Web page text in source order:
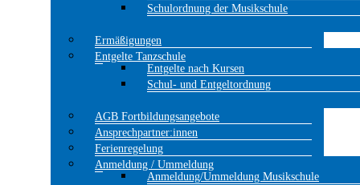
Schulordnung der Musikschule
Ermäßigungen
Entgelte Tanzschule
Entgelte nach Kursen
Schul- und Entgeltordnung
AGB Fortbildungsangebote
Ansprechpartner:innen
Ferienregelung
Anmeldung / Ummeldung
Anmeldung/Ummeldung Musikschule